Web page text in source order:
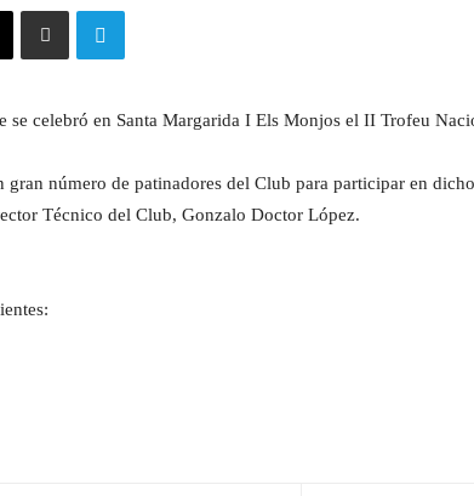
se celebró en Santa Margarida I Els Monjos el II Trofeu
gran número de patinadores del Club para participar en
Técnico del Club, Gonzalo Doctor López.